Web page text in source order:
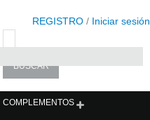
REGISTRO / Iniciar sesión
COMPLEMENTOS